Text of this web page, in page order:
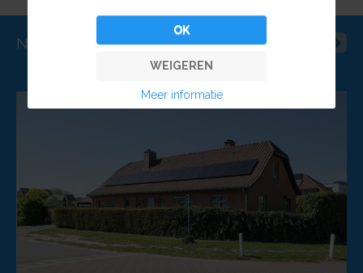
NIEUWE PANDEN
OK
WEIGEREN
Meer informatie